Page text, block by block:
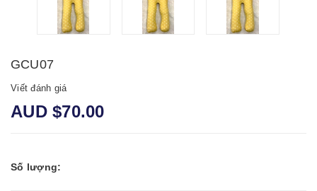
GCU07
Viết đánh giá
AUD $70.00
Số lượng: